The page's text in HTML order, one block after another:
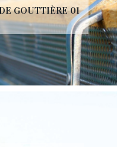
GOUTTIÈRE 01